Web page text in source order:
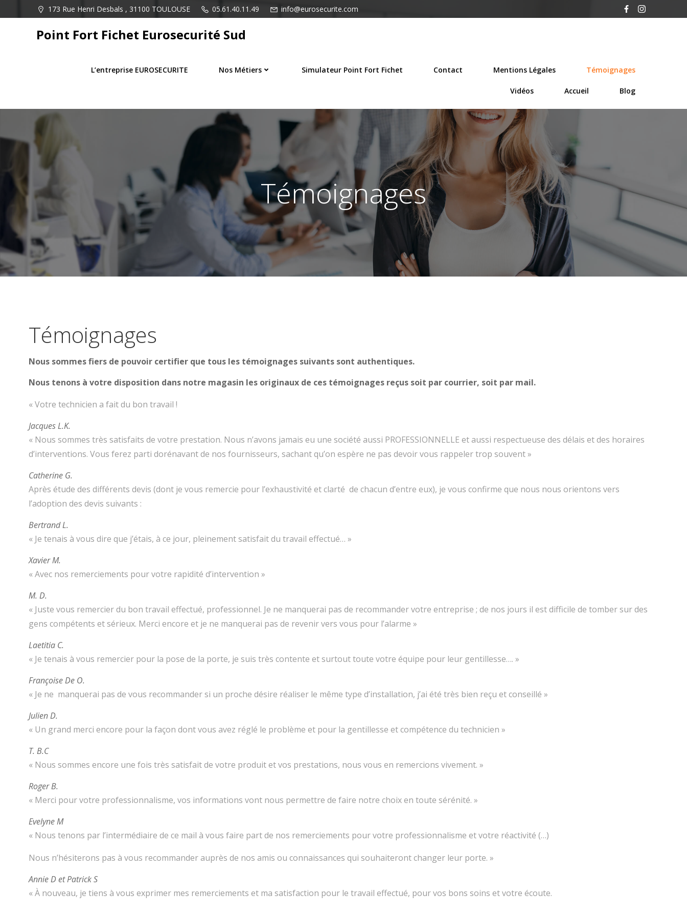
au
173 Rue Henri Desbals , 31100 TOULOUSE 05.61.40.11.49 info@eurosecurite.com
Point Fort Fichet Eurosecurité Sud
L’entreprise EUROSECURITE Nos Métiers Simulateur Point Fort Fichet Contact Mentions Légales Témoignages
Vidéos Accueil Blog
Témoignages
Témoignages
Nous sommes fiers de pouvoir certifier que tous les témoignages suivants sont authentiques.
Nous tenons à votre disposition dans notre magasin les originaux de ces témoignages reçus soit par courrier, soit par mail.
« Votre technicien a fait du bon travail !
Jacques L.K.
« Nous sommes très satisfaits de votre prestation. Nous n’avons jamais eu une société aussi PROFESSIONNELLE et aussi respectueuse des délais et des horaires
d’interventions. Vous ferez parti dorénavant de nos fournisseurs, sachant qu’on espère ne pas devoir vous rappeler trop souvent »
Catherine G.
Après étude des différents devis (dont je vous remercie pour l’exhaustivité et clarté de chacun d’entre eux), je vous confirme que nous nous orientons vers
l’adoption des devis suivants :
Bertrand L.
« Je tenais à vous dire que j’étais, à ce jour, pleinement satisfait du travail effectué… »
Xavier M.
« Avec nos remerciements pour votre rapidité d’intervention »
M. D.
« Juste vous remercier du bon travail effectué, professionnel. Je ne manquerai pas de recommander votre entreprise ; de nos jours il est difficile de tomber sur des
gens compétents et sérieux. Merci encore et je ne manquerai pas de revenir vers vous pour l’alarme »
Laetitia C.
« Je tenais à vous remercier pour la pose de la porte, je suis très contente et surtout toute votre équipe pour leur gentillesse…. »
Françoise De O.
« Je ne manquerai pas de vous recommander si un proche désire réaliser le même type d’installation, j’ai été très bien reçu et conseillé »
Julien D.
« Un grand merci encore pour la façon dont vous avez réglé le problème et pour la gentillesse et compétence du technicien »
T. B.C
« Nous sommes encore une fois très satisfait de votre produit et vos prestations, nous vous en remercions vivement. »
Roger B.
« Merci pour votre professionnalisme, vos informations vont nous permettre de faire notre choix en toute sérénité. »
Evelyne M
« Nous tenons par l’intermédiaire de ce mail à vous faire part de nos remerciements pour votre professionnalisme et votre réactivité (…)
Nous n’hésiterons pas à vous recommander auprès de nos amis ou connaissances qui souhaiteront changer leur porte. »
Annie D et Patrick S
« À nouveau, je tiens à vous exprimer mes remerciements et ma satisfaction pour le travail effectué, pour vos bons soins et votre écoute.